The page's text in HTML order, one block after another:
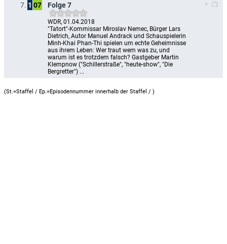
7. 1 07 Folge 7
WDR, 01.04.2018
"Tatort"-Kommissar Miroslav Nemec, Bürger Lars
Dietrich, Autor Manuel Andrack und Schauspielerin
Minh-Khai Phan-Thi spielen um echte Geheimnisse
aus ihrem Leben: Wer traut wem was zu, und
warum ist es trotzdem falsch? Gastgeber Martin
Klempnow ("Schillerstraße", "heute-show", "Die
Bergretter") ...
(St.=Staffel / Ep.=Episodennummer innerhalb der Staffel / )